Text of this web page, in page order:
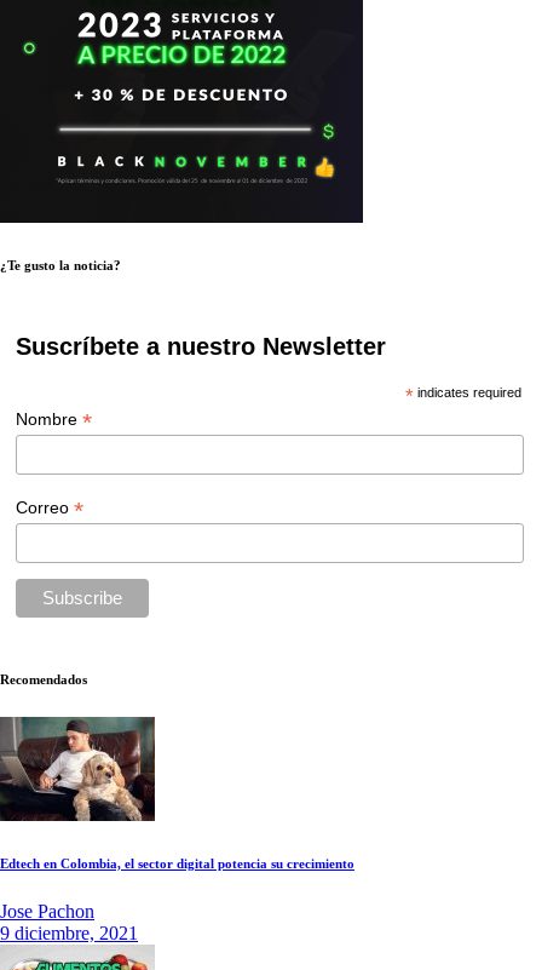
¿Te gusto la noticia?
Suscríbete a nuestro Newsletter
*indicates required
Nombre*
Correo*
Recomendados
Edtech en Colombia, el sector digital potencia su crecimiento
Jose Pachon
9 diciembre, 2021